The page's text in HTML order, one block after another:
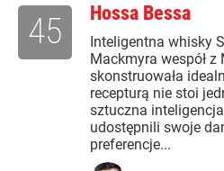
Hossa Bessa
Inteligentna whisky
Mackmyra wespół
skonstruowała
recepturą nie stoi
sztuczna
udostępnili swoje
preferencje...
45